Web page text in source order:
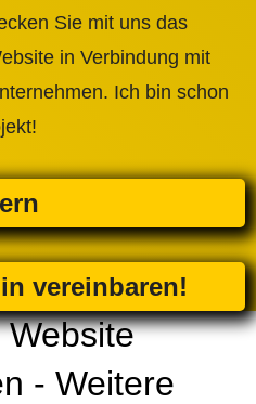
Sie mit uns das
in Verbindung mit
Ich bin schon
vereinbaren!
- Weitere